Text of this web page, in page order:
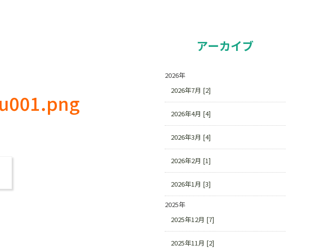
アーカイブ
2026年
2026年7月 [2]
2026年4月 [4]
2026年3月 [4]
2026年2月 [1]
2026年1月 [3]
2025年
2025年12月 [7]
2025年11月 [2]